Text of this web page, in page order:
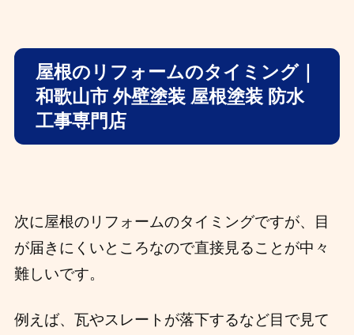
屋根のリフォームのタイミング｜
和歌山市 外壁塗装 屋根塗装 防水
工事専門店
次に屋根のリフォームのタイミングですが、目
が届きにくいところなので直接見ることが中々
難しいです。
例えば、瓦やスレートが落下するなど目で見て